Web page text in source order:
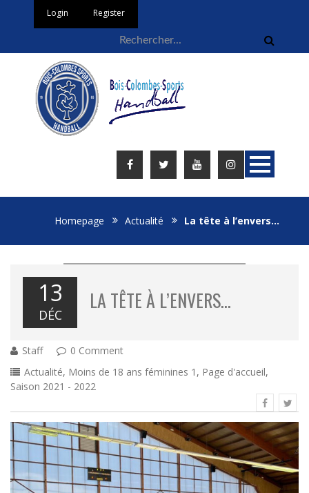
Login Register
Homepage Actualité La tête à l’envers…
13
DÉC
LA TÊTE À L’ENVERS…
Staff
0 Comment
Actualité, Moins de 18 ans féminines 1 , Page d'accueil,
Saison 2021 - 2022